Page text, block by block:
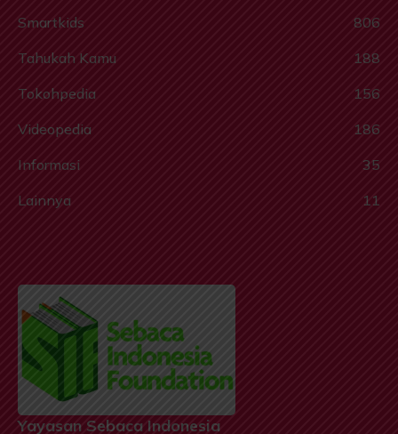
Smartkids
806
Tahukah Kamu
188
Tokohpedia
156
Videopedia
186
Informasi
35
Lainnya
11
Yayasan Sebaca Indonesia